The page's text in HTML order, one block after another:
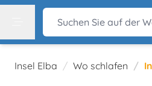
Suchen Sie auf der
Insel Elba Wo schlafen